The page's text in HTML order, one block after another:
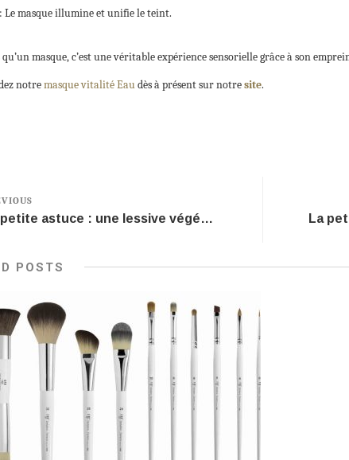
Le masque illumine et unifie le teint.
masque, c’est une véritable expérience sensorielle grâce à son
notremasque vitalité Eaudès à présent sur notresite.
La petite astuce : une lessive végétale.
POSTS